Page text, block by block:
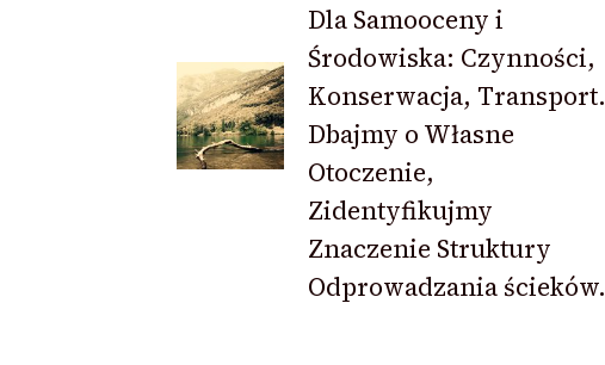
wpisuDla Samooceny i
Środowiska: Czynności,
Konserwacja, Transport.
Dbajmy o Własne
Otoczenie,
Zidentyfikujmy
Znaczenie Struktury
Odprowadzania ścieków.